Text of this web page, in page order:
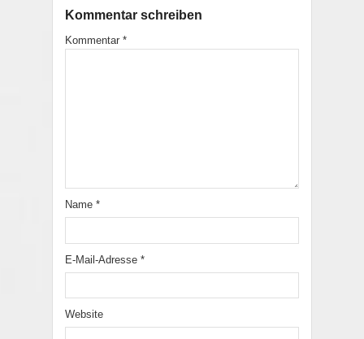
Kommentar schreiben
Kommentar *
Name *
E-Mail-Adresse *
Website